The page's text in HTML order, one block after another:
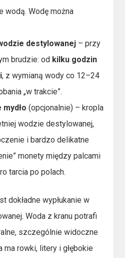
wodą. Wodę można
destylowanej – przy
brudzie: od kilku godzin
, z wymianą wody co 12–24
„w trakcie”.
mydło (opcjonalnie) – kropla
wodzie destylowanej,
i bardzo delikatne
monety między palcami
tarcia po polach.
dokładne wypłukanie w
Woda z kranu potrafi
szczególnie widoczne
rowki, litery i głębokie